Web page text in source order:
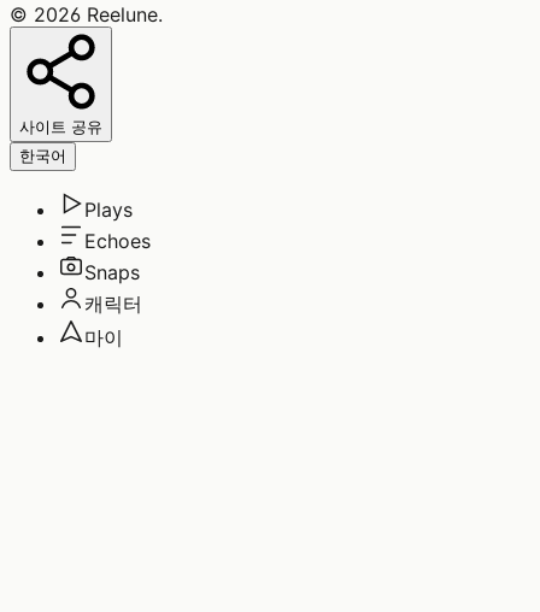
© 2026 Reelune.
사이트 공유
한국어
Plays
Echoes
Snaps
캐릭터
마이